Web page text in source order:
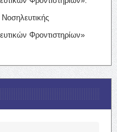
Φροντιστηρίων»